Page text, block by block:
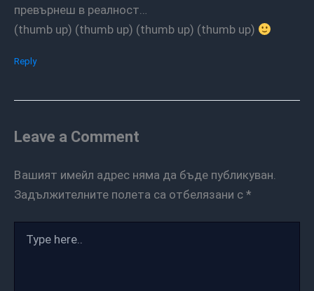
превърнеш в реалност…
(thumb up) (thumb up) (thumb up) (thumb up)
Reply
Leave a Comment
Вашият имейл адрес няма да бъде публикуван.
Задължителните полета са отбелязани с *
here..